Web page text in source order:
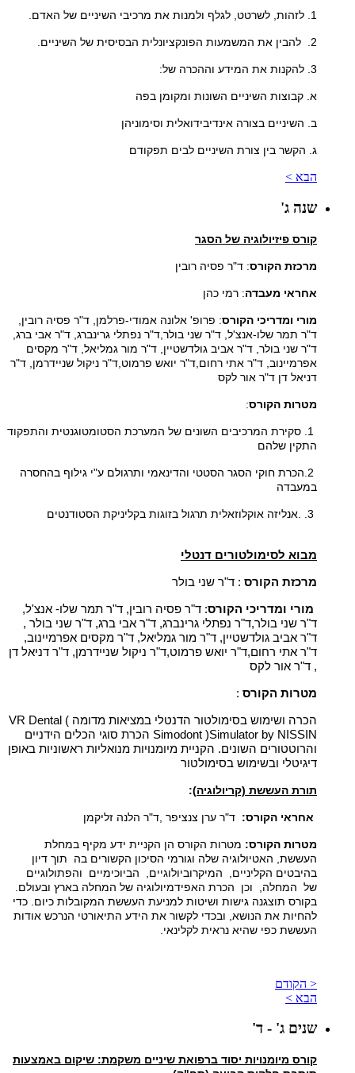
1. לזהות, לשרטט, לגלף ולמנות את מרכיבי השיניים של האדם.
2. להבין את המשמעות הפונקציונלית הבסיסית של השיניים.
3. להקנות את המידע וההכרה של:
א. קבוצות השיניים השונות ומקומן בפה
ב. השיניים בצורה אינדיבידואלית וסימוניהן
ג. הקשר בין צורת השיניים לבים תפקודם
הבא >
שנה ג'
קורס פיזיולוגיה של הסגר
מרכזת הקורס: ד"ר פסיה רובין
אחראי מעבדה: רמי כהן
מורי ומדריכי הקורס: פרופ' אלונה אמודי-פרלמן, ד"ר פסיה רובין,
ד"ר תמר שלו-אנצ'ל, ד"ר שני בולר,ד"ר נפתלי גרינברג, ד"ר אבי ברג,
ד"ר שני בולר, ד"ר אביב גולדשטיין, ד"ר מור גמליאל, ד"ר מקסים
אפרמיינוב, ד"ר אתי רחום,ד"ר יואש פרמוט,ד"ר ניקול שניידרמן, ד"ר
דניאל דן ד"ר אור לקס
מטרות הקורס:
1 . סקירת המרכיבים השונים של המערכת הסטומטוגנטית והתפקוד
התקין שלהם
.2 הכרת חוקי הסגר הסטטי והדינאמי ותרגולם ע"י גילוף בהחסרה
במעבדה
. .3 אנליזה אוקלוזאלית תרגול בזוגות בקליניקת הסטודנטים
מבוא לסימולטורים דנטלי
מרכזת הקורס : ד"ר שני בולר
מורי ומדריכי הקורס: ד"ר פסיה רובין, ד"ר תמר שלו- אנצ'ל,
ד"ר שני בולר,ד"ר נפתלי גרינברג, ד"ר אבי ברג, ד"ר שני בולר ,
ד"ר אביב גולדשטיין, ד"ר מור גמליאל, ד"ר מקסים אפרמיינוב,
ד"ר אתי רחום,ד"ר יואש פרמוט,ד"ר ניקול שניידרמן, ד"ר דניאל דן
, ד"ר אור לקס
מטרות הקורס :
הכרה ושימוש בסימולטור הדנטלי במציאות מדומה
) VR Dental
Simodont )Simulator by NISSIN הכרת סוגי הכלים הידניים
והרוטטורים השונים. הקניית מיומנויות מנואליות ראשוניות באופן
דיגיטלי ובשימוש בסימולטור
תורת העששת (קריולוגיה):
אחראי הקורס: ד"ר ערן צנציפר ד"ר הלנה זליקמן
מטרות הקורס: מטרות הקורס הן הקניית ידע מקיף במחלת
העששת, האטיולוגיה שלה וגורמי הסיכון הקשורים בה תוך דיון
בהיבטים הקליניים, המיקרוביולוגיים, הביוכימיים והפתולוגיים
של המחלה, וכן הכרת האפידמיולוגיה של המחלה בארץ ובעולם.
בקורס תוצגנה גישות ושיטות למניעת העששת המקובלות כיום. כדי
להחיות את הנושא, ובכדי לקשור את הידע התיאורטי הנרכש אודות
העששת כפי שהיא נראית לקלינאי.
< הקודם
הבא >
שנים ג' - ד'
קורס מיומנויות יסוד ברפואת שיניים משקמת: שיקום באמצעות